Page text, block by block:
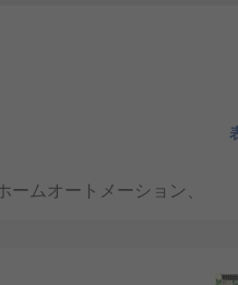
ムオートメーション、
門的なソリューション